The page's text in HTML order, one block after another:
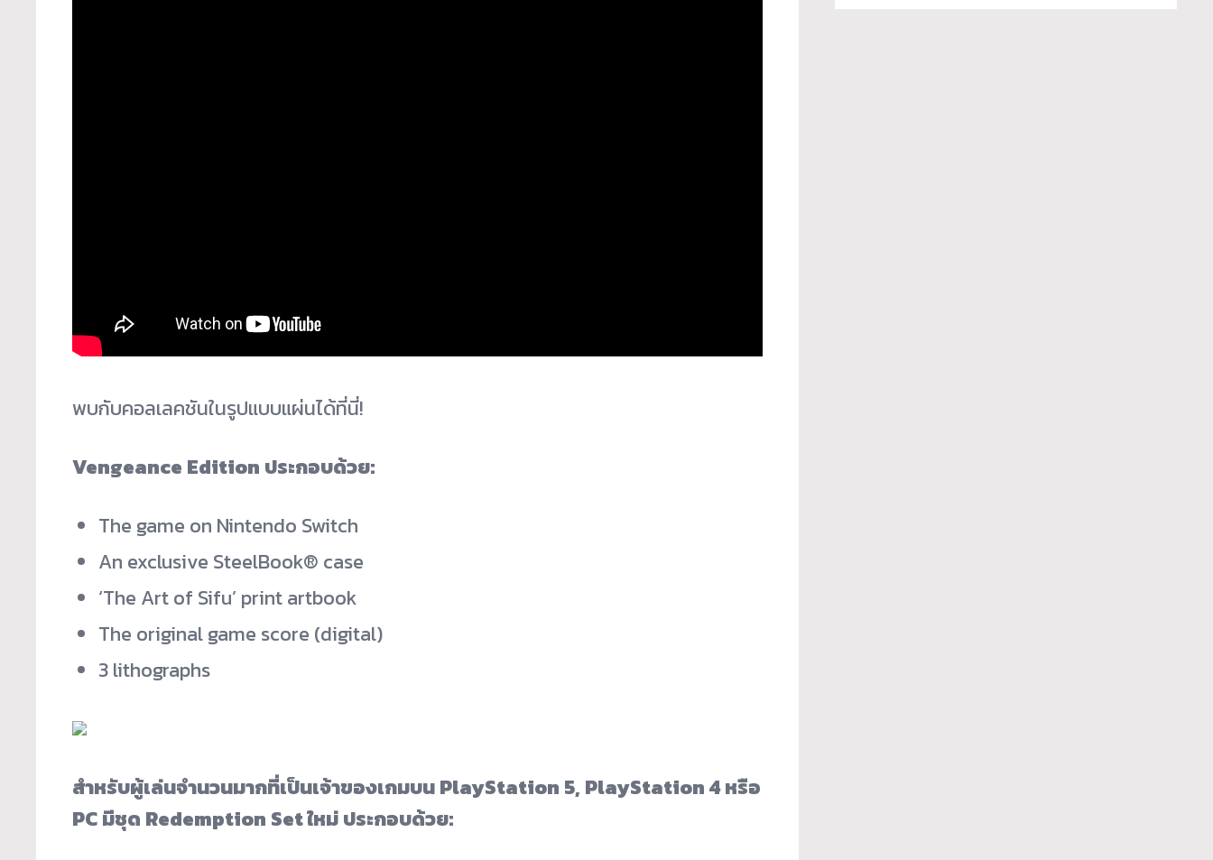
พบกับคอลเลคชันในรูปแบบแผ่นได้ที่นี่!
Vengeance Edition ประกอบด้วย:
The game on Nintendo Switch
An exclusive SteelBook® case
‘The Art of Sifu’ print artbook
The original game score (digital)
3 lithographs
สำหรับผู้เล่นจำนวนมากที่เป็นเจ้าของเกมบน PlayStation 5, PlayStation 4 หรือ
PC มีชุด Redemption Set ใหม่ ประกอบด้วย: